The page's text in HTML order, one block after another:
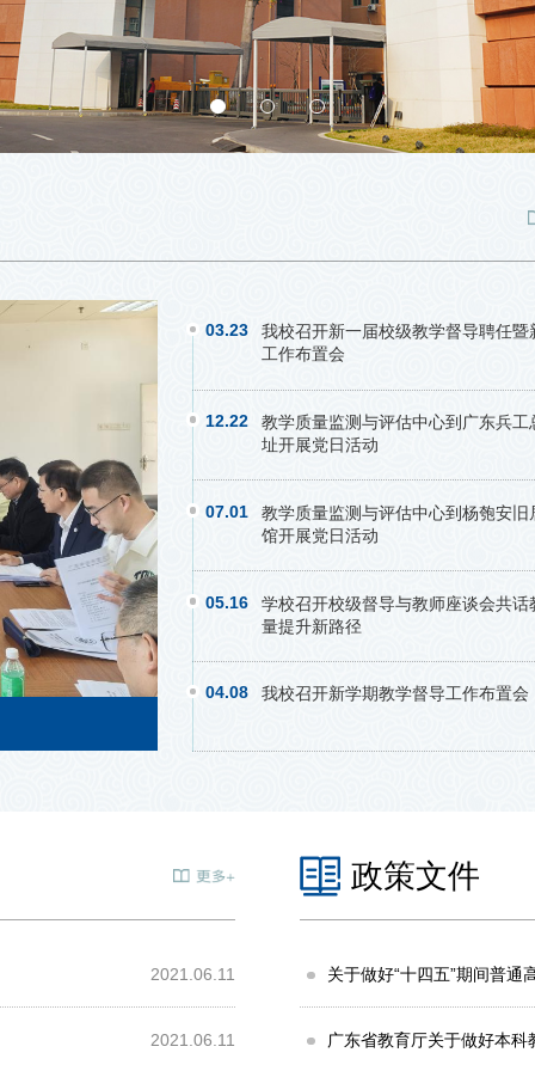
03.23
我校召开新一届校级教学督导聘任暨
工作布置会
12.22
教学质量监测与评估中心到广东兵工
址开展党日活动
07.01
教学质量监测与评估中心到杨匏安旧
馆开展党日活动
05.16
学校召开校级督导与教师座谈会共话
量提升新路径
04.08 我校召开新学期教学督导工作布置会
2021.06.11
2021.06.11
政策文件
关于做好“十四五”期间普通高等学
广东省教育厅关于做好本